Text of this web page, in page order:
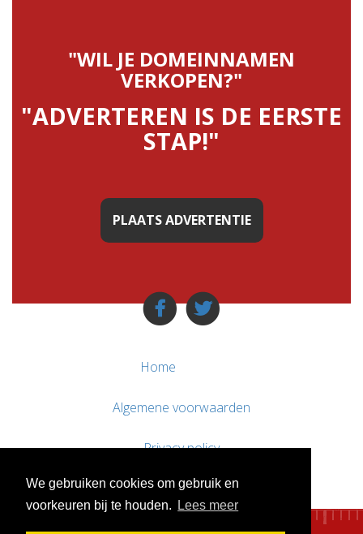
We gebruiken cookies om gebruik en
voorkeuren bij te houden.
Lees meer
"WIL JE DOMEINNAMEN
VERKOPEN?"
"ADVERTEREN IS DE EERSTE
STAP!"
PLAATS ADVERTENTIE
Home
Algemene voorwaarden
Privacy policy
Contact / Support